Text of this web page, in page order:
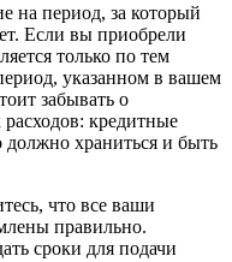
на период, за который
Если вы приобрели
только по тем
указанном в вашем
забывать о
кредитные
должно храниться и быть
что все ваши
правильно.
сроки для подачи